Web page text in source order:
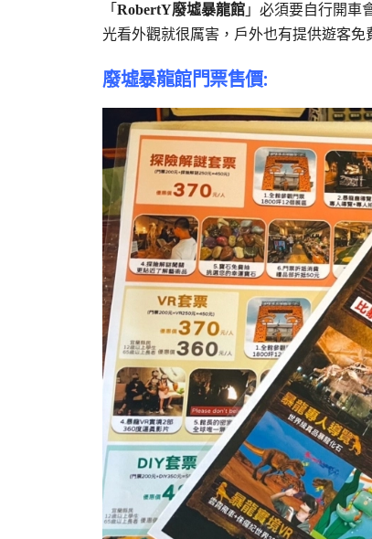
「 RobertY廢墟暴龍館 」必須要自行開車
光看外觀就很厲害，戶外也有提供遊客
廢墟暴龍館門票售價: